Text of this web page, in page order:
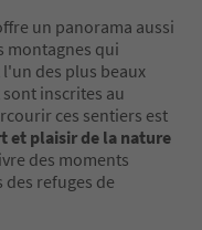
un panorama aussi
montagnes qui
des plus beaux
inscrites au
ces sentiers est
et plaisir de la nature
des moments
refuges de